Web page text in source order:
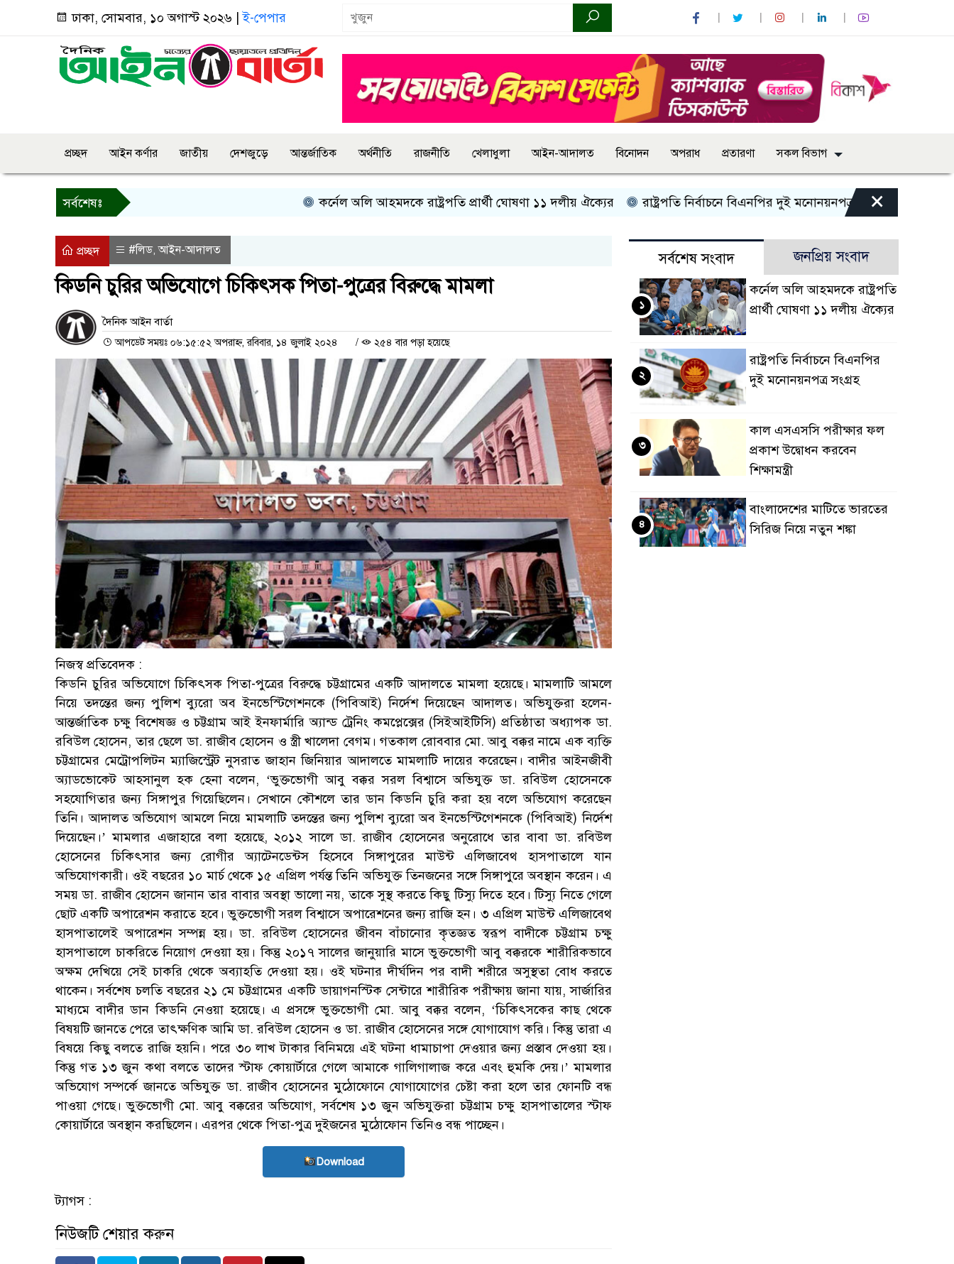
ঢাকা, সোমবার, ১০ অগাস্ট ২০২৬ |ই-পেপার
প্রচ্ছদ আইন কর্ণার জাতীয় দেশজুড়ে আন্তর্জাতিক অর্থনীতি রাজনীতি খেলাধুলা আইন-আদালত বিনোদন অপরাধ প্রতারণা সকল বিভাগ
সর্বশেষঃ কর্নেল অলি আহমদকে রাষ্ট্রপতি প্রার্থী ঘোষণা ১১ দলীয় ঐক্যের রাষ্ট্রপতি নির্বাচনে বিএনপির দুই মনোনয়নপত্র সংগ্রহ কাল এসএসসি
×
প্রচ্ছদ #লিড,আইন-আদালত
কিডনি চুরির অভিযোগে চিকিৎসক পিতা-পুত্রের বিরুদ্ধে মামলা
দৈনিক আইন বার্তা
আপডেট সময়ঃ ০৬:১৫:৫২ অপরাহ্ন, রবিবার, ১৪ জুলাই ২০২৪ / ২৫৪ বার পড়া হয়েছে
নিজস্ব প্রতিবেদক :
কিডনি চুরির অভিযোগে চিকিৎসক পিতা-পুত্রের বিরুদ্ধে চট্টগ্রামের একটি আদালতে মামলা হয়েছে। মামলাটি আমলে
নিয়ে তদন্তের জন্য পুলিশ ব্যুরো অব ইনভেস্টিগেশনকে (পিবিআই) নির্দেশ দিয়েছেন আদালত। অভিযুক্তরা হলেন-
আন্তর্জাতিক চক্ষু বিশেষজ্ঞ ও চট্টগ্রাম আই ইনফার্মারি অ্যান্ড ট্রেনিং কমপ্লেক্সের (সিইআইটিসি) প্রতিষ্ঠাতা অধ্যাপক ডা.
রবিউল হোসেন, তার ছেলে ডা. রাজীব হোসেন ও স্ত্রী খালেদা বেগম। গতকাল রোববার মো. আবু বক্কর নামে এক ব্যক্তি
চট্টগ্রামের মেট্রোপলিটন ম্যাজিস্ট্রেট নুসরাত জাহান জিনিয়ার আদালতে মামলাটি দায়ের করেছেন। বাদীর আইনজীবী
অ্যাডভোকেট আহসানুল হক হেনা বলেন, ‘ভুক্তভোগী আবু বক্কর সরল বিশ্বাসে অভিযুক্ত ডা. রবিউল হোসেনকে
সহযোগিতার জন্য সিঙ্গাপুর গিয়েছিলেন। সেখানে কৌশলে তার ডান কিডনি চুরি করা হয় বলে অভিযোগ করেছেন
তিনি। আদালত অভিযোগ আমলে নিয়ে মামলাটি তদন্তের জন্য পুলিশ ব্যুরো অব ইনভেস্টিগেশনকে (পিবিআই) নির্দেশ
দিয়েছেন।’ মামলার এজাহারে বলা হয়েছে, ২০১২ সালে ডা. রাজীব হোসেনের অনুরোধে তার বাবা ডা. রবিউল
হোসেনের চিকিৎসার জন্য রোগীর অ্যাটেনডেন্টস হিসেবে সিঙ্গাপুরের মাউন্ট এলিজাবেথ হাসপাতালে যান
অভিযোগকারী। ওই বছরের ১০ মার্চ থেকে ১৫ এপ্রিল পর্যন্ত তিনি অভিযুক্ত তিনজনের সঙ্গে সিঙ্গাপুরে অবস্থান করেন। এ
সময় ডা. রাজীব হোসেন জানান তার বাবার অবস্থা ভালো নয়, তাকে সুস্থ করতে কিছু টিস্যু দিতে হবে। টিস্যু নিতে গেলে
ছোট একটি অপারেশন করাতে হবে। ভুক্তভোগী সরল বিশ্বাসে অপারেশনের জন্য রাজি হন। ৩ এপ্রিল মাউন্ট এলিজাবেথ
হাসপাতালেই অপারেশন সম্পন্ন হয়। ডা. রবিউল হোসেনের জীবন বাঁচানোর কৃতজ্ঞত স্বরূপ বাদীকে চট্টগ্রাম চক্ষু
হাসপাতালে চাকরিতে নিয়োগ দেওয়া হয়। কিন্তু ২০১৭ সালের জানুয়ারি মাসে ভুক্তভোগী আবু বক্করকে শারীরিকভাবে
অক্ষম দেখিয়ে সেই চাকরি থেকে অব্যাহতি দেওয়া হয়। ওই ঘটনার দীর্ঘদিন পর বাদী শরীরে অসুস্থতা বোধ করতে
থাকেন। সর্বশেষ চলতি বছরের ২১ মে চট্টগ্রামের একটি ডায়াগনস্টিক সেন্টারে শারীরিক পরীক্ষায় জানা যায়, সার্জারির
মাধ্যমে বাদীর ডান কিডনি নেওয়া হয়েছে। এ প্রসঙ্গে ভুক্তভোগী মো. আবু বক্কর বলেন, ‘চিকিৎসকের কাছ থেকে
বিষয়টি জানতে পেরে তাৎক্ষণিক আমি ডা. রবিউল হোসেন ও ডা. রাজীব হোসেনের সঙ্গে যোগাযোগ করি। কিন্তু তারা এ
বিষয়ে কিছু বলতে রাজি হয়নি। পরে ৩০ লাখ টাকার বিনিময়ে এই ঘটনা ধামাচাপা দেওয়ার জন্য প্রস্তাব দেওয়া হয়।
কিন্তু গত ১৩ জুন কথা বলতে তাদের স্টাফ কোয়ার্টারে গেলে আমাকে গালিগালাজ করে এবং হুমকি দেয়।’ মামলার
অভিযোগ সম্পর্কে জানতে অভিযুক্ত ডা. রাজীব হোসেনের মুঠোফোনে যোগাযোগের চেষ্টা করা হলে তার ফোনটি বন্ধ
পাওয়া গেছে। ভুক্তভোগী মো. আবু বক্করের অভিযোগ, সর্বশেষ ১৩ জুন অভিযুক্তরা চট্টগ্রাম চক্ষু হাসপাতালের স্টাফ
কোয়ার্টারে অবস্থান করছিলেন। এরপর থেকে পিতা-পুত্র দুইজনের মুঠোফোন তিনিও বন্ধ পাচ্ছেন।
Download
ট্যাগস :
নিউজটি শেয়ার করুন
সর্বশেষ সংবাদ জনপ্রিয় সংবাদ
কর্নেল অলি আহমদকে রাষ্ট্রপতি
প্রার্থী ঘোষণা ১১ দলীয় ঐক্যের
১
রাষ্ট্রপতি নির্বাচনে বিএনপির
দুই মনোনয়নপত্র সংগ্রহ
২
কাল এসএসসি পরীক্ষার ফল
প্রকাশ উদ্বোধন করবেন
শিক্ষামন্ত্রী
৩
বাংলাদেশের মাটিতে ভারতের
সিরিজ নিয়ে নতুন শঙ্কা
৪